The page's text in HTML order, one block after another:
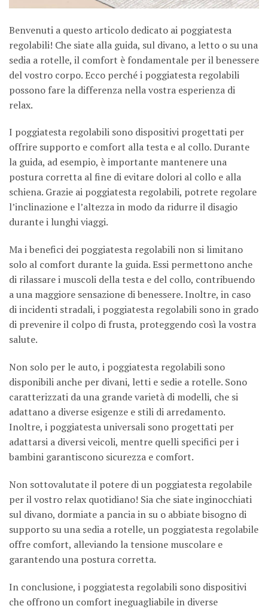
Benvenuti a questo articolo dedicato ai poggiatesta
regolabili! Che siate alla guida, sul divano, a letto o su una
sedia a rotelle, il comfort è fondamentale per il benessere
del vostro corpo. Ecco perché i poggiatesta regolabili
possono fare la differenza nella vostra esperienza di
relax.
I poggiatesta regolabili sono dispositivi progettati per
offrire supporto e comfort alla testa e al collo. Durante
la guida, ad esempio, è importante mantenere una
postura corretta al fine di evitare dolori al collo e alla
schiena. Grazie ai poggiatesta regolabili, potrete regolare
l’inclinazione e l’altezza in modo da ridurre il disagio
durante i lunghi viaggi.
Ma i benefici dei poggiatesta regolabili non si limitano
solo al comfort durante la guida. Essi permettono anche
di rilassare i muscoli della testa e del collo, contribuendo
a una maggiore sensazione di benessere. Inoltre, in caso
di incidenti stradali, i poggiatesta regolabili sono in grado
di prevenire il colpo di frusta, proteggendo così la vostra
salute.
Non solo per le auto, i poggiatesta regolabili sono
disponibili anche per divani, letti e sedie a rotelle. Sono
caratterizzati da una grande varietà di modelli, che si
adattano a diverse esigenze e stili di arredamento.
Inoltre, i poggiatesta universali sono progettati per
adattarsi a diversi veicoli, mentre quelli specifici per i
bambini garantiscono sicurezza e comfort.
Non sottovalutate il potere di un poggiatesta regolabile
per il vostro relax quotidiano! Sia che siate inginocchiati
sul divano, dormiate a pancia in su o abbiate bisogno di
supporto su una sedia a rotelle, un poggiatesta regolabile
offre comfort, alleviando la tensione muscolare e
garantendo una postura corretta.
In conclusione, i poggiatesta regolabili sono dispositivi
che offrono un comfort ineguagliabile in diverse